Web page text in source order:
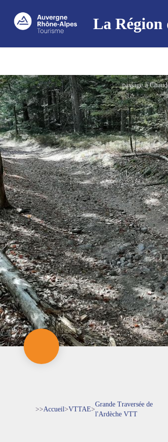
La Région
passage à
>>Accueil>VTTAE>
Grande Traversée de
l'Ardèche VTT